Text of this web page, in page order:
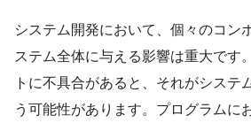
システム開発において、個々のコン
ステム全体に与える影響は重大です
トに不具合があると、それがシステ
う可能性があります。プログラムに